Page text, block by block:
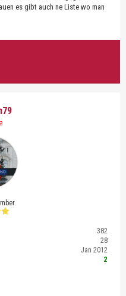
es gibt auch ne Liste wo man
382
28
Jan 2012
2